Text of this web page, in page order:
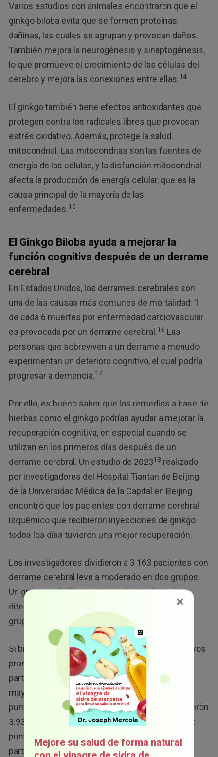
Varios estudios con animales encontraron que el
ginkgo biloba evita que se formen proteínas
dañinas, las cuales se agrupan y provocan daños.
También mejora la neurogénesis y sinaptogénesis,
lo que promueve el crecimiento de las células del
cerebro y mejora las conexiones entre ellas.14
El ginkgo también tiene efectos antioxidantes que
protegen contra los radicales libres que provocan
estrés oxidativo. Además, protege la salud
mitocondrial. Las mitocondrias son las fuentes de
energía de las células, y la disfunción mitocondrial
afecta la producción de energía celular, que es la
causa principal de la mayoría de las
enfermedades.15
El Ginkgo Biloba ayuda a mejorar la
función cognitiva después de un derrame
cerebral
En Estados Unidos, los derrames cerebrales son
una de las causas más comunes de mortalidad: 1
de cada 6 muertes por enfermedad cardiovascular
es provocada por un derrame cerebral.16 Las
personas que sobreviven a un derrame a menudo
experimentan un deterioro cognitivo, el cual podría
progresar a demencia.17
Por ello, es bueno saber que los remedios a base de
hierbas como el ginkgo podrían ayudar a mejorar la
recuperación cognitiva, en especial cuando se
utilizan en los primeros días después de un
derrame cerebral. Un estudio de 202318 realizado
por investigadores del Hospital Tiantan de Beijing
de la Universidad Médica de la Capital en Beijing
encontró que los pacientes con derrame cerebral
isquémico que recibieron inyecciones de ginkgo
todos los días tuvieron una mejor recuperación.
Los investigadores dividieron a 3 163 pacientes con
derrame cerebral leve a moderado en dos grupos.
Un grupo recibió inyecciones diarias de ginkgo
diterpeno lactona meglumina (GDLM), y el otro
grupo recibió un placebo.
Si bien, ambos grupos tuvieron puntajes cognitivos
promedio al inicio del estudio, hacia el día 14, los
participantes que recibieron GDLM mostraron
mayores signos de mejora. En promedio, las
puntuaciones cognitivas del grupo de ginkgo fueron
3.93 puntos más altos, en comparación con 3.62
puntos del grupo de placebo. Para el día 90, los
participantes que recibieron ginkgo tuvieron una
×
Mejore su salud de forma natural